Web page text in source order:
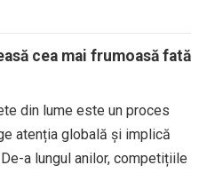
cea mai frumoasă fată
din lume este un proces
atenția globală și implică
a lungul anilor, competițiile